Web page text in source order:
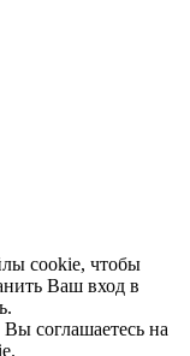
cookie, чтобы
Ваш вход в
соглашаетесь на